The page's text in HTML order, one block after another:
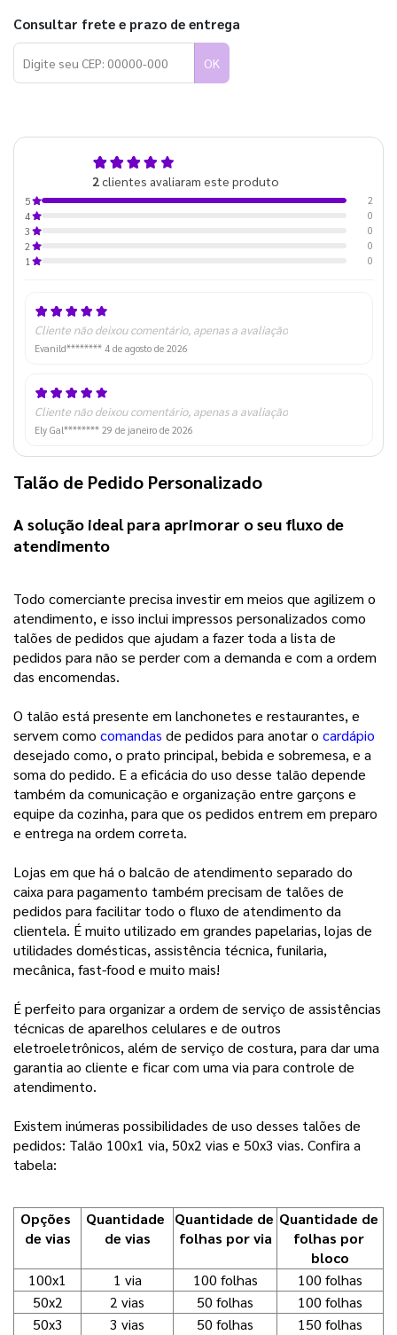
Consultar frete e prazo de entrega
OK
2clientes avaliaram este produto
5
2
4
0
3
0
2
0
1
0
Cliente não deixou comentário, apenas a avaliação
Evanild******** 4 de agosto de 2026
Cliente não deixou comentário, apenas a avaliação
Ely Gal******** 29 de janeiro de 2026
Talão de Pedido Personalizado
A solução ideal para aprimorar o seu fluxo de
atendimento
Todo comerciante precisa investir em meios que agilizem o
atendimento, e isso inclui impressos personalizados como
talões de pedidos que ajudam a fazer toda a lista de
pedidos para não se perder com a demanda e com a ordem
das encomendas.
O talão está presente em lanchonetes e restaurantes, e
servem como comandas de pedidos para anotar o cardápio
desejado como, o prato principal, bebida e sobremesa, e a
soma do pedido. E a eficácia do uso desse talão depende
também da comunicação e organização entre garçons e
equipe da cozinha, para que os pedidos entrem em preparo
e entrega na ordem correta.
Lojas em que há o balcão de atendimento separado do
caixa para pagamento também precisam de talões de
pedidos para facilitar todo o fluxo de atendimento da
clientela. É muito utilizado em grandes papelarias, lojas de
utilidades domésticas, assistência técnica, funilaria,
mecânica, fast-food e muito mais!
É perfeito para organizar a ordem de serviço de assistências
técnicas de aparelhos celulares e de outros
eletroeletrônicos, além de serviço de costura, para dar uma
garantia ao cliente e ficar com uma via para controle de
atendimento.
Existem inúmeras possibilidades de uso desses talões de
pedidos: Talão 100x1 via, 50x2 vias e 50x3 vias. Confira a
tabela:
Opções
de vias
Quantidade
de vias
Quantidade de
folhas por via
Quantidade de
folhas por
bloco
100x1
1 via 100 folhas
100 folhas
50x2
2 vias 50 folhas
100 folhas
50x3
3 vias 50 folhas 150 folhas